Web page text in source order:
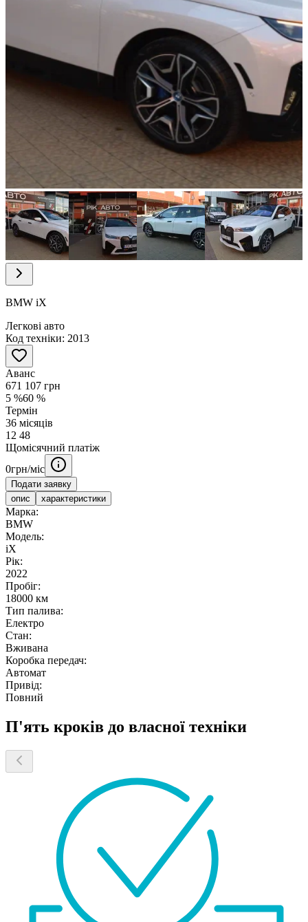
Item
1
of
12
Item
12
BMW iX
Легкові авто
Код техніки: 2013
Аванс
671 107 грн
5 %60 %
Термін
36 місяців
12 48
Щомісячний платіж
0грн/міс
Подати заявку
опис
характеристики
Марка:
BMW
Модель:
iX
Рік:
2022
Пробіг:
18000 км
Тип палива:
Електро
Стан:
Вживана
Коробка передач:
Автомат
Привід:
Повний
П'ять кроків до власної техніки